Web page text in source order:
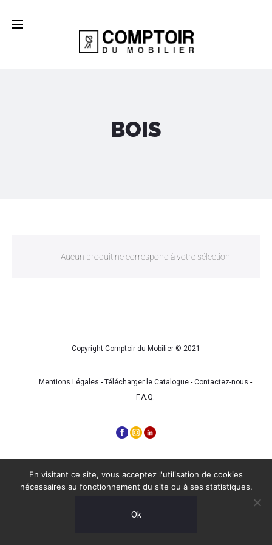
BOIS
Aucun produit ne correspond à votre sélection.
Copyright Comptoir du Mobilier © 2021
Mentions Légales - Télécharger le Catalogue- Contactez-nous -
F.A.Q.
En visitant ce site, vous acceptez l'utilisation de cookies
nécessaires au fonctionnement du site ou à ses statistiques.
Ok